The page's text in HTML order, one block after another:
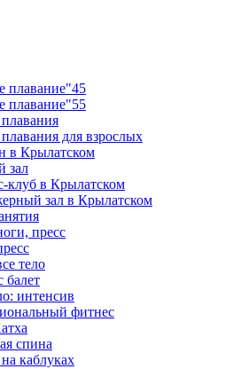
плавание"45
плавание"55
для взрослых
в Крылатском
зал
клуб в Крылатском
зал в Крылатском
пресс
тело
балет
интенсив
фитнес
спина
каблуках